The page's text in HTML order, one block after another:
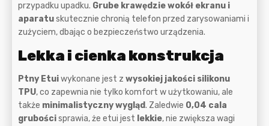
przypadku upadku. Grube krawędzie wokół ekranu i
aparatuskutecznie chronią telefon przed zarysowaniami i
zużyciem, dbając o bezpieczeństwo urządzenia.
Lekka i cienka konstrukcja
Ptny Etuiwykonane jest z wysokiej jakości silikonu
TPU, co zapewnia nie tylko komfort w użytkowaniu, ale
także minimalistyczny wygląd. Zaledwie 0,04 cala
grubościsprawia, że etui jest lekkie, nie zwiększa wagi